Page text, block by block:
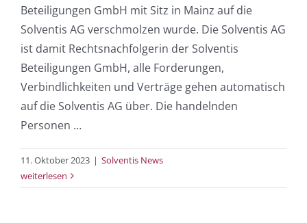
Beteiligungen GmbH mit Sitz in Mainz auf die
Solventis AG verschmolzen wurde. Die Solventis AG
ist damit Rechtsnachfolgerin der Solventis
Beteiligungen GmbH, alle Forderungen,
Verbindlichkeiten und Verträge gehen automatisch
auf die Solventis AG über. Die handelnden
Personen …
11. Oktober 2023 | Solventis News
weiterlesen